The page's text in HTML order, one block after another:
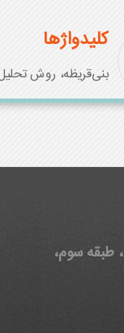
کلیدواژها
بنی‌قریظه، روش
خیابان میرعماد، نبش دوست محمدی، پلاک ۱۵، طبقه سوم،